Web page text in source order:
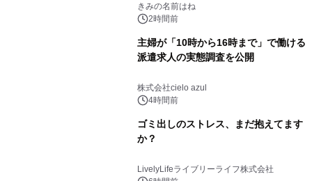
きみの名前はね
2時間前
主婦が「10時から16時まで」で働ける
派遣求人の実態調査を公開
株式会社cielo azul
4時間前
ゴミ出しのストレス、まだ抱えてます
か？
LivelyLifeライブリーライフ株式会社